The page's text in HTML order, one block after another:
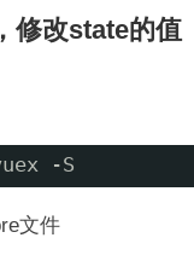
修改state的值
-S
文件